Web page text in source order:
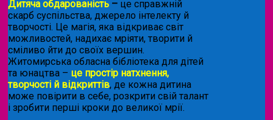
Дитяча обдарованість – це справжній
скарб суспільства, джерело інтелекту й
творчості. Це магія, яка відкриває світ
можливостей, надихає мріяти, творити й
сміливо йти до своїх вершин.
Житомирська обласна бібліотека для дітей
та юнацтва – це простір натхнення,
творчості й відкриттів, де кожна дитина
може повірити в себе, розкрити свій талант
і зробити перші кроки до великої мрії.